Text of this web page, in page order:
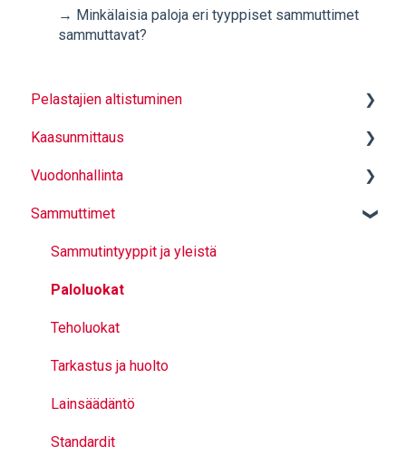
→ Minkälaisia paloja eri tyyppiset sammuttimet
sammuttavat?
Pelastajien altistuminen
Hiukkassuojaavat alusasut
Kapselointikassit
Varusteiden puhdistus - LCO2
Kaasunmittaus
Mittauksen perusteet
Mittaus
Käyttö ja turvallinen toiminta
Kaasumittarin valinta
Vuodonhallinta
Sulkutulpat
Sammuttimet
Sammutintyyppit ja yleistä
Paloluokat
Teholuokat
Tarkastus ja huolto
Lainsäädäntö
Standardit